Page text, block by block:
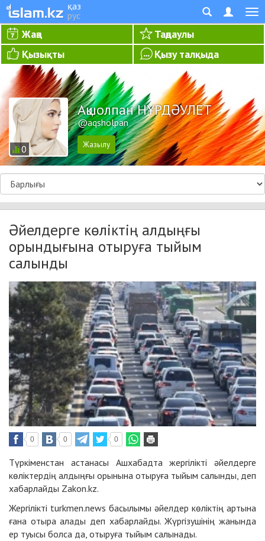
қаз
рус
Жаңа
Таңдаулы
Қызықты
Қызу талқыда
0
Ақшолпан НҰРДӘУЛЕТ
@aqsholpan
Әйелдерге көліктің алдыңғы
орындығына отыруға тыйым
салынды
0 0 0
Түркіменстан астанасы Ашхабадта жергілікті әйелдерге
көліктердің алдыңғы орынына отыруға тыйым салынды, деп
хабарлайды Zakon.kz.
Жергілікті turkmen.news басылымы әйелдер көліктің артына
ғана отыра алады деп хабарлайды. Жүргізушінің жанында
ер туысы болса да, отыруға тыйым салынады.